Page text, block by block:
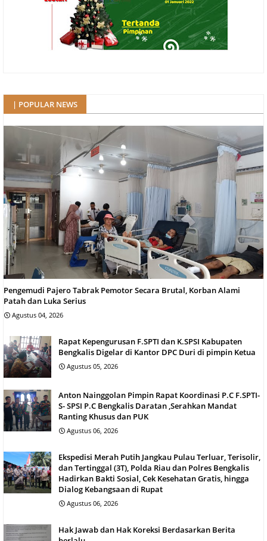
| POPULAR NEWS
Pengemudi Pajero Tabrak Pemotor Secara Brutal, Korban Alami
Patah dan Luka Serius
Agustus 04, 2026
Rapat Kepengurusan F.SPTI dan K.SPSI Kabupaten
Bengkalis Digelar di Kantor DPC Duri di pimpin Ketua
Agustus 05, 2026
Anton Nainggolan Pimpin Rapat Koordinasi P.C F.SPTI-
S- SPSI P.C Bengkalis Daratan ,Serahkan Mandat
Ranting Khusus dan PUK
Agustus 06, 2026
Ekspedisi Merah Putih Jangkau Pulau Terluar, Terisolir,
dan Tertinggal (3T), Polda Riau dan Polres Bengkalis
Hadirkan Bakti Sosial, Cek Kesehatan Gratis, hingga
Dialog Kebangsaan di Rupat
Agustus 06, 2026
Hak Jawab dan Hak Koreksi Berdasarkan Berita